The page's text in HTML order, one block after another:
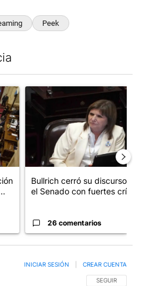
Peek
el título "El Senado dio media
Un artículo de tendencia
Bullrich cerró su discurso en
el Senado con fuertes crí...
26 comentarios
SIGA ESTA
SEGUIR
INICIAR SESIÓN CREAR CUENTA